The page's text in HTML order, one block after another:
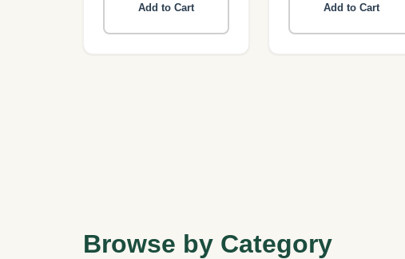
Add to Cart Add to Cart
Browse by Category